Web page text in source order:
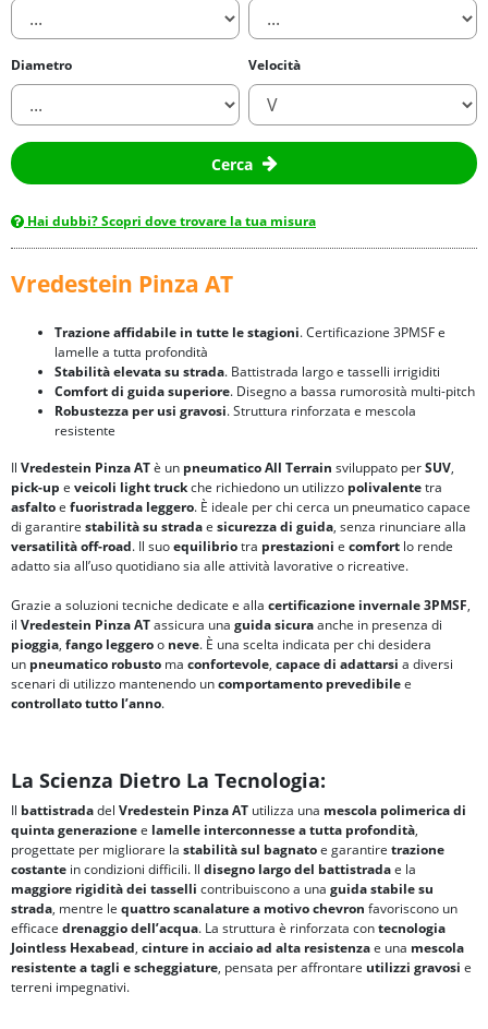
Diametro Velocità
Cerca
Hai dubbi? Scopri dove trovare la tua misura
Vredestein Pinza AT
Trazione affidabile in tutte le stagioni. Certificazione 3PMSF e
lamelle a tutta profondità
Stabilità elevata su strada. Battistrada largo e tasselli irrigiditi
Comfort di guida superiore. Disegno a bassa rumorosità multi-pitch
Robustezza per usi gravosi. Struttura rinforzata e mescola
resistente
Il Vredestein Pinza ATè un pneumatico All Terrain sviluppato perSUV,
pick-up e veicoli light truckche richiedono un utilizzo polivalentetra
asfaltoe fuoristrada leggero. È ideale per chi cerca un pneumatico capace
di garantire stabilità su stradae sicurezza di guida, senza rinunciare alla
versatilità off-road. Il suoequilibriotra prestazioni e comfort lo rende
adatto sia all’uso quotidiano sia alle attività lavorative o ricreative.
Grazie a soluzioni tecniche dedicate e alla certificazione invernale 3PMSF,
il Vredestein Pinza ATassicura una guida sicuraanche in presenza di
pioggia, fango leggeroo neve. È una scelta indicata per chi desidera
un pneumatico robusto ma confortevole, capace di adattarsi a diversi
scenari di utilizzo mantenendo uncomportamento prevedibilee
controllato tutto l’anno.
La Scienza Dietro La Tecnologia:
Il battistradadel Vredestein Pinza AT utilizza una mescola polimerica di
quinta generazionee lamelle interconnesse a tutta profondità,
progettate per migliorare la stabilità sul bagnatoe garantire trazione
costante in condizioni difficili. Il disegno largo del battistradae la
maggiore rigidità dei tasselli contribuiscono a una guida stabile su
strada, mentre le quattro scanalature a motivo chevron favoriscono un
efficace drenaggio dell’acqua. La struttura è rinforzata contecnologia
Jointless Hexabead, cinture in acciaio ad alta resistenzae una mescola
resistente a tagli e scheggiature, pensata per affrontare utilizzi gravosi e
terreni impegnativi.